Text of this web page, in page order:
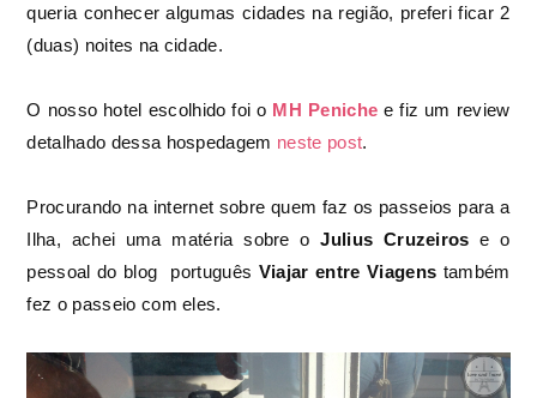
queria conhecer algumas cidades na região, preferi ficar 2
(duas) noites na cidade.
O nosso hotel escolhido foi o MH Peniche e fiz um review
detalhado dessa hospedagem neste post.
Procurando na internet sobre quem faz os passeios para a
Ilha, achei uma matéria sobre oJulius Cruzeiros e o
pessoal do blog português Viajar entre Viagens também
fez o passeio com eles.